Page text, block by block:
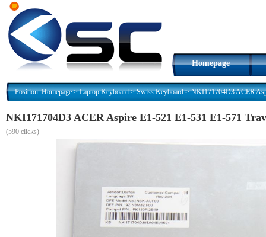
Homepage
Position:Homepage>Laptop Keyboard>Swiss Keyboard>NKI171704D3 ACER
NKI171704D3 ACER Aspire E1-521 E1-531 E1-571
(590 clicks)